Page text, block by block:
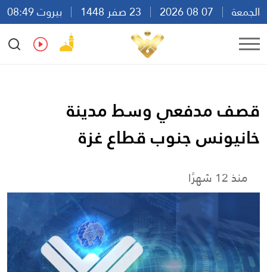
الجمعة
بيروت 08:49
Ar
En Fr Es
قصف مدفعي وسط مدينة
خانيونس جنوب قطاع غزة
منذ 12 شهرًا